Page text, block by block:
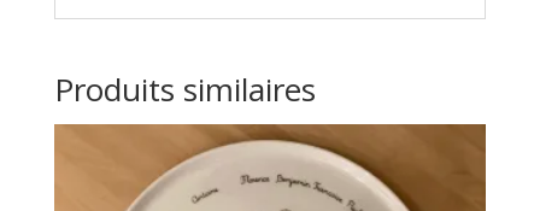
Produits similaires